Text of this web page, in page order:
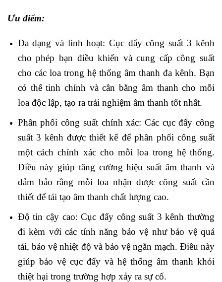
Ưu điểm:
Đa dạng và linh hoạt: Cục đẩy công suất 3 kênh
cho phép bạn điều khiển và cung cấp công suất
cho các loa trong hệ thống âm thanh đa kênh. Bạn
có thể tinh chỉnh và cân bằng âm thanh cho mỗi
loa độc lập, tạo ra trải nghiệm âm thanh tốt nhất.
Phân phối công suất chính xác: Các cục đẩy công
suất 3 kênh được thiết kế để phân phối công suất
một cách chính xác cho mỗi loa trong hệ thống.
Điều này giúp tăng cường hiệu suất âm thanh và
đảm bảo rằng mỗi loa nhận được công suất cần
thiết để tái tạo âm thanh chất lượng cao.
Độ tin cậy cao: Cục đẩy công suất 3 kênh thường
đi kèm với các tính năng bảo vệ như bảo vệ quá
tải, bảo vệ nhiệt độ và bảo vệ ngắn mạch. Điều này
giúp bảo vệ cục đẩy và hệ thống âm thanh khỏi
thiệt hại trong trường hợp xảy ra sự cố.